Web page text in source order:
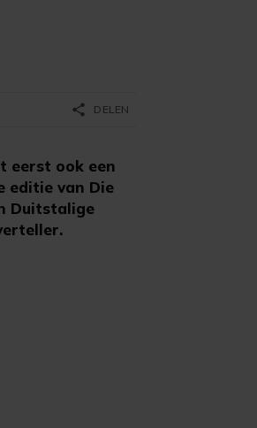
eerst ook een
editie van Die
Duitstalige
share DELEN